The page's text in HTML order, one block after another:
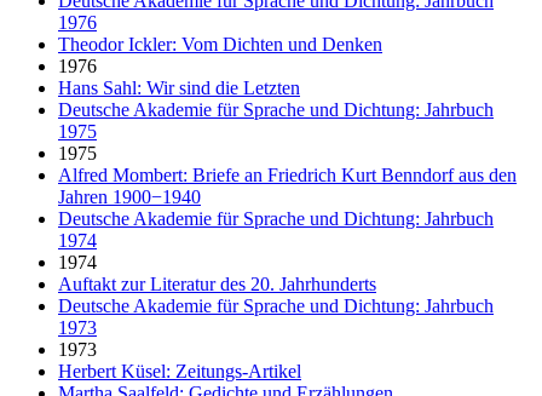
1976
Theodor Ickler: Vom Dichten und Denken
1976
Hans Sahl: Wir sind die Letzten
Deutsche Akademie für Sprache und Dichtung: Jahrbuch
1975
1975
Alfred Mombert: Briefe an Friedrich Kurt Benndorf aus den
Jahren 1900−1940
Deutsche Akademie für Sprache und Dichtung: Jahrbuch
1974
1974
Auftakt zur Literatur des 20. Jahrhunderts
Deutsche Akademie für Sprache und Dichtung: Jahrbuch
1973
1973
Herbert Küsel: Zeitungs-Artikel